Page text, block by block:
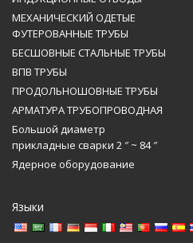
МЕХАНИЧЕСКИЙ ОДЕТЫЕ
ФУТЕРОВАННЫЕ ТРУБЫ
БЕСШОВНЫЕ СТАЛЬНЫЕ ТРУБЫ
ВПВ ТРУБЫ
ПРОДОЛЬНОШОВНЫЕ ТРУБЫ
АРМАТУРА ТРУБОПРОВОДНАЯ
Большой диаметр
прикладные сварки 2 ″ ~ 84 ″
Ядерное оборудование
Языки